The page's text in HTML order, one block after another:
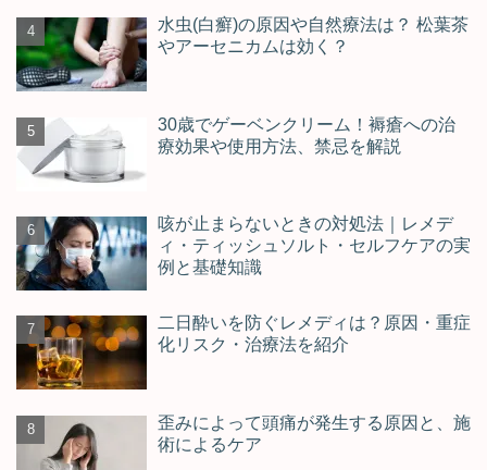
水虫(白癬)の原因や自然療法は？ 松葉茶
やアーセニカムは効く？
30歳でゲーベンクリーム！褥瘡への治
療効果や使用方法、禁忌を解説
咳が止まらないときの対処法｜レメデ
ィ・ティッシュソルト・セルフケアの実
例と基礎知識
二日酔いを防ぐレメディは？原因・重症
化リスク・治療法を紹介
歪みによって頭痛が発生する原因と、施
術によるケア